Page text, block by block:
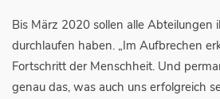
Bis März 2020 sollen alle Abteilungen
durchlaufen haben. „Im Aufbrechen
Fortschritt der Menschheit. Und
genau das, was auch uns erfolgreich